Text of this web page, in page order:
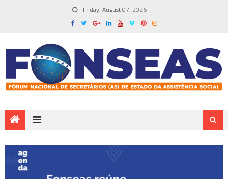
Friday, August 07, 2026